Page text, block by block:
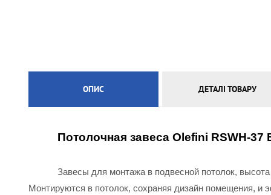
ОПИС ДЕТАЛІ ТОВАРУ
Потолочная завеса Olefini RSWH-37
Завесы для монтажа в подвесной потолок,
Монтируются в потолок, сохраняя дизайн помещения,